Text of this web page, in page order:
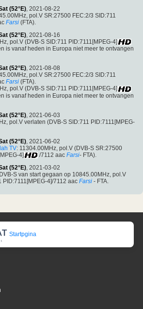
(52°E), 2021-08-22
pol.V SR:27500 FEC:2/3 SID:711
Farsi (FTA).
(52°E), 2021-08-16
pol.V (DVB-S SID:711 PID:7111[MPEG-4]
is vanaf heden in Europa niet meer te ontvangen
(52°E), 2021-08-08
pol.V SR:27500 FEC:2/3 SID:711
Farsi (FTA).
pol.V (DVB-S SID:711 PID:7111[MPEG-4]
is vanaf heden in Europa niet meer te ontvangen
(52°E) , 2021-06-03
pol.V verlaten (DVB-S SID:711 PID:7111[MPEG-
(52°E), 2021-06-02
TV: 11304.00MHz, pol.V (DVB-S SR:27500
4]
/7112 aac Farsi- FTA).
(52°E), 2021-03-02
S van start gegaan op 10845.00MHz, pol.V
4]/7112 aac Farsi - FTA.
Startpgina